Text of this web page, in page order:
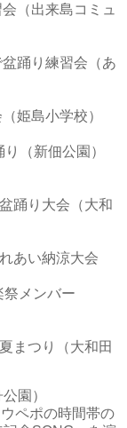
（出来島コミュ
踊り練習会（あ
姫島小学校）
（新佃公園）
踊り大会（大和
あい納涼大会
祭メンバー
まつり（大和田
園）
ペポの時間帯の